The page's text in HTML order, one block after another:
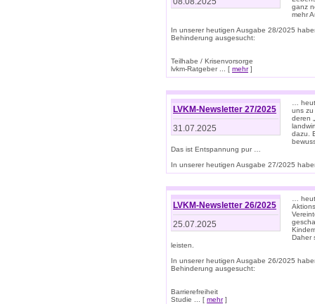
ganz
mehr
In unserer heutigen Ausgabe 28/2025
Behinderung ausgesucht:
Teilhabe / Krisenvorsorge
lvkm-Ratgeber ... [ mehr]
LVKM-Newsletter 27/2025
31.07.2025
…
uns zu
deren
dazu.
Das ist Entspannung pur …
In unserer heutigen Ausgabe 27/2025
LVKM-Newsletter 26/2025
25.07.2025
…
Daher
leisten.
In unserer heutigen Ausgabe 26/2025
Behinderung ausgesucht:
Barrierefreiheit
Studie ... [ mehr]